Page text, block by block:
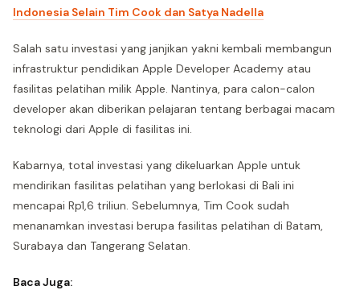
Indonesia Selain Tim Cook dan Satya Nadella
Salah satu investasi yang janjikan yakni kembali membangun
infrastruktur pendidikan Apple Developer Academy atau
fasilitas pelatihan milik Apple. Nantinya, para calon-calon
developer akan diberikan pelajaran tentang berbagai macam
teknologi dari Apple di fasilitas ini.
Kabarnya, total investasi yang dikeluarkan Apple untuk
mendirikan fasilitas pelatihan yang berlokasi di Bali ini
mencapai Rp1,6 triliun. Sebelumnya, Tim Cook sudah
menanamkan investasi berupa fasilitas pelatihan di Batam,
Surabaya dan Tangerang Selatan.
Baca Juga: